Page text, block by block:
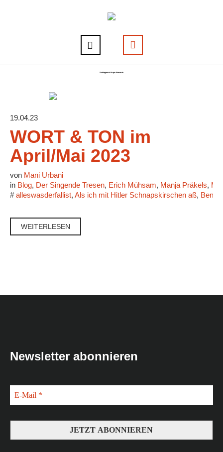
Schlagwort: Frops Records
19.04.23
WORT & TON im
April/Mai 2023
von Mani Urbani
in Blog, Der Singende Tresen, Erich Mühsam, Manja Präkels,
#alleswasderfallist, Als ich mit Hitler Schnapskirschen aß,
WEITERLESEN
Newsletter abonnieren